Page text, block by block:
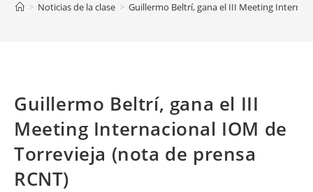
> Noticias de la clase > Guillermo Beltrí, gana el III Meeting
Guillermo Beltrí, gana el III
Meeting Internacional IOM de
Torrevieja (nota de prensa
RCNT)